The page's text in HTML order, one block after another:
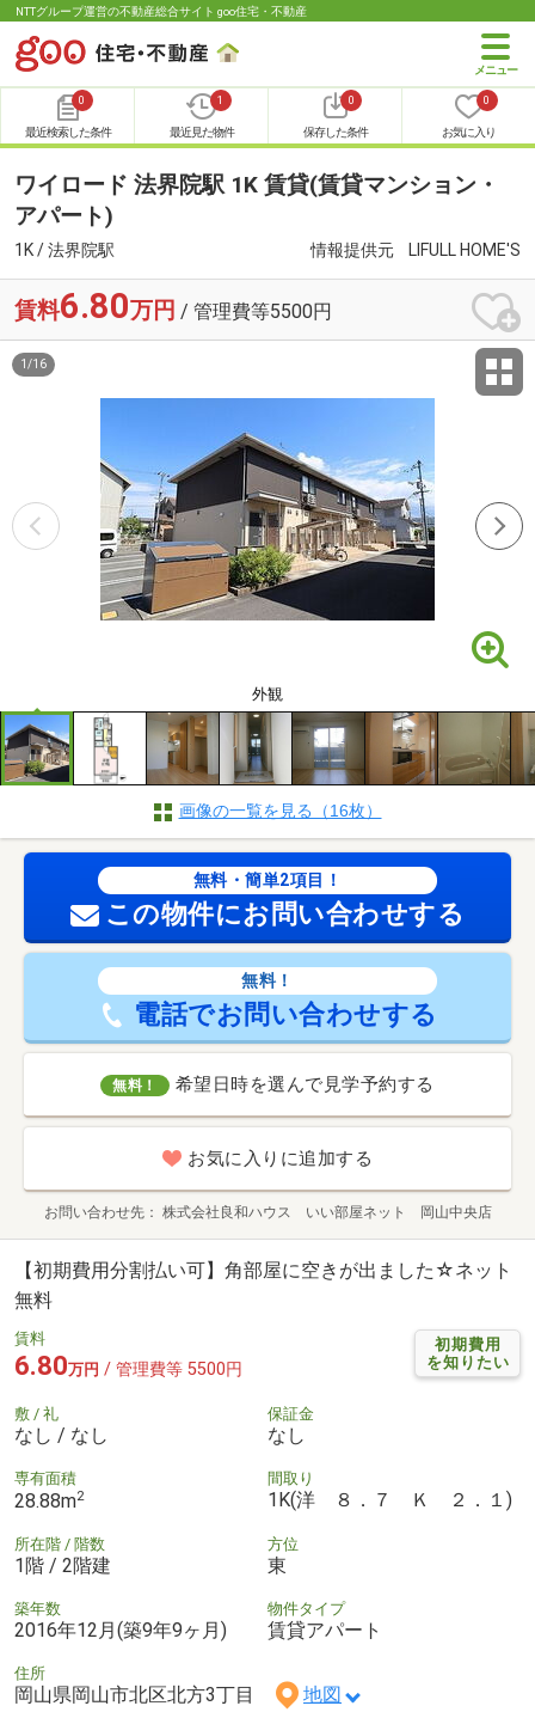
NTTグループ運営の不動産総合サイト goo住宅・不動産
0
最近検索した条件
1
最近見た物件
0
保存した条件
0
お気に入り
ワイロード 法界院駅 1K 賃貸(賃貸マンション・
アパート)
1K / 法界院駅 情報提供元 LIFULL HOME'S
賃料6.80万円 / 管理費等5500円
外観
1 /16
画像の一覧を見る（16枚）
無料・簡単2項目！
この物件にお問い合わせする
無料！
電話でお問い合わせする
無料！ 希望日時を選んで見学予約する
お気に入りに追加する
お問い合わせ先 株式会社良和ハウス いい部屋ネット 岡山中央店
【初期費用分割払い可】角部屋に空きが出ました☆ネット
無料
初期費用
を知りたい
賃料
6.80万円 / 管理費等 5500円
敷 / 礼
なし / なし
保証金
なし
専有面積
28.88m2
間取り
1K(洋 ８．７ Ｋ ２．１)
所在階 / 階数
1階 / 2階建
方位
東
築年数
2016年12月(築9年9ヶ月)
物件タイプ
賃貸アパート
住所
岡山県岡山市北区北方3丁目 地図